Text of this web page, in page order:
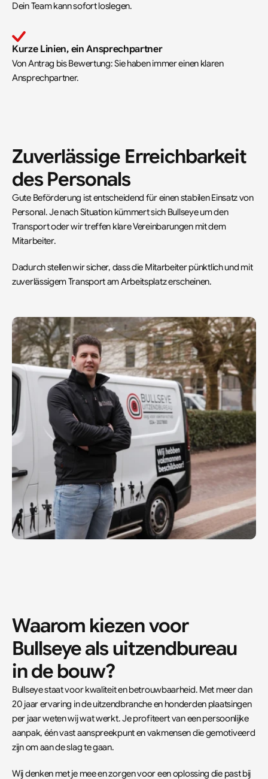
Dein Team kann sofort loslegen.
Kurze Linien, ein Ansprechpartner
Von Antrag bis Bewertung: Sie haben immer einen klaren
Ansprechpartner.
Zuverlässige Erreichbarkeit
des Personals
Gute Beförderung ist entscheidend für einen stabilen Einsatz von
Personal. Je nach Situation kümmert sich Bullseye um den
Transport oder wir treffen klare Vereinbarungen mit dem
Mitarbeiter.
Dadurch stellen wir sicher, dass die Mitarbeiter pünktlich und mit
zuverlässigem Transport am Arbeitsplatz erscheinen.
Waarom kiezen voor
Bullseye als uitzendbureau
in de bouw?
Bullseye staat voor kwaliteit en betrouwbaarheid. Met meer dan
20 jaar ervaring in de uitzendbranche en honderden plaatsingen
per jaar weten wij wat werkt. Je profiteert van een persoonlijke
aanpak, één vast aanspreekpunt en vakmensen die gemotiveerd
zijn om aan de slag te gaan.
Wij denken met je mee en zorgen voor een oplossing die past bij